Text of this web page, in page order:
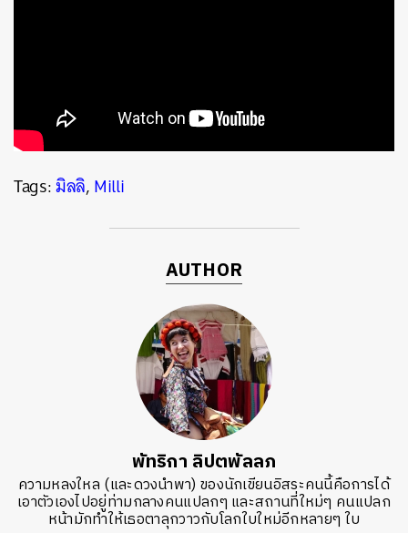
Tags:มิลลิ,Milli
AUTHOR
พัทริกา ลิปตพัลลภ
ความหลงใหล (และดวงนำพา) ของนักเขียนอิสระคนนี้คือการได้
เอาตัวเองไปอยู่ท่ามกลางคนแปลกๆ และสถานที่ใหม่ๆ คนแปลก
หน้ามักทำให้เธอตาลุกวาวกับโลกใบใหม่อีกหลายๆ ใบ
TWEET LINE